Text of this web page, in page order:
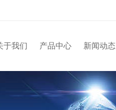
于我们 产品中心 新闻动态